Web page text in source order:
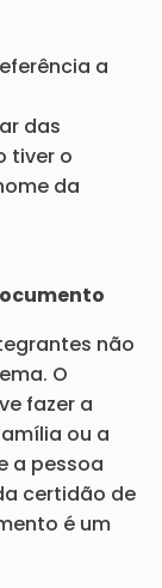
a
das
tiver o
da
não
O
fazer a
ou a
a pessoa
certidão de
é um